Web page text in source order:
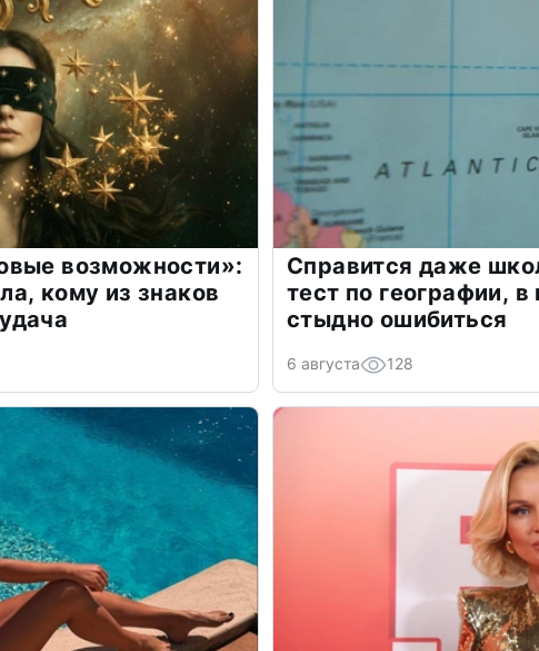
возможности»:
кому из знаков
Справится даже
тест по географии,
стыдно ошибиться
6 августа 128